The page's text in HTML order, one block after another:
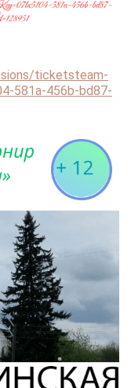
ticketsteam-
581a-456b-bd87-